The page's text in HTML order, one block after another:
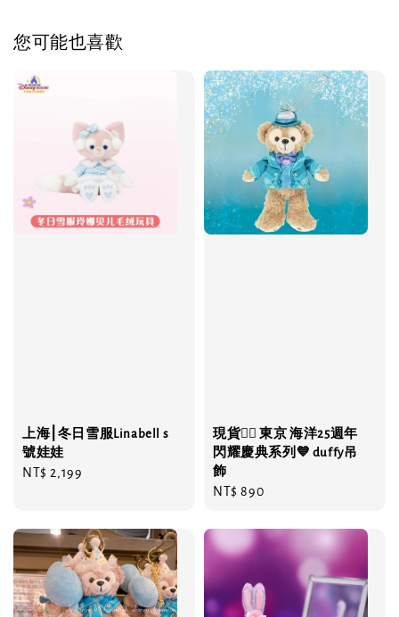
您可能也喜歡
上海⎮冬日雪服Linabell s
號娃娃
Regular
NT$ 2,199
現貨❤️‍🔥 東京 海洋25週年
閃耀慶典系列💙 duffy吊
飾
Regular
NT$ 890